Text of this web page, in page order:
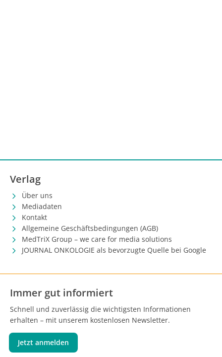
Verlag
Über uns
Mediadaten
Kontakt
Allgemeine Geschäftsbedingungen (AGB)
MedTriX Group – we care for media solutions
JOURNAL ONKOLOGIE als bevorzugte Quelle bei Google
Immer gut informiert
Schnell und zuverlässig die wichtigsten Informationen
erhalten – mit unserem kostenlosen Newsletter.
Jetzt anmelden